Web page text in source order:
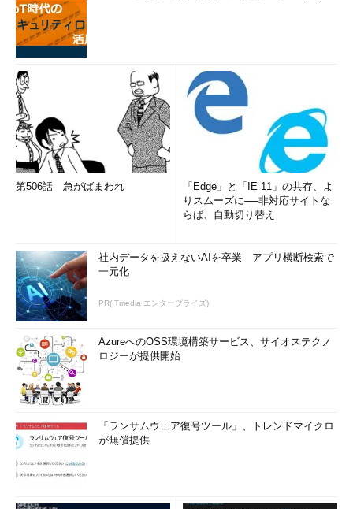
第506話 急がばまわれ
「Edge」と「IE 11」の共存、よ
りスムーズに──非対応サイトな
らば、自動切り替え
社内データを扱えないAIを卒業 アプリ横断検索で
一元化
PR(ITmedia エンタープライズ)
AzureへのOSS環境構築サービス、サイオステクノ
ロジーが提供開始
「ランサムウェア復号ツール」、トレンドマイクロ
が無償提供